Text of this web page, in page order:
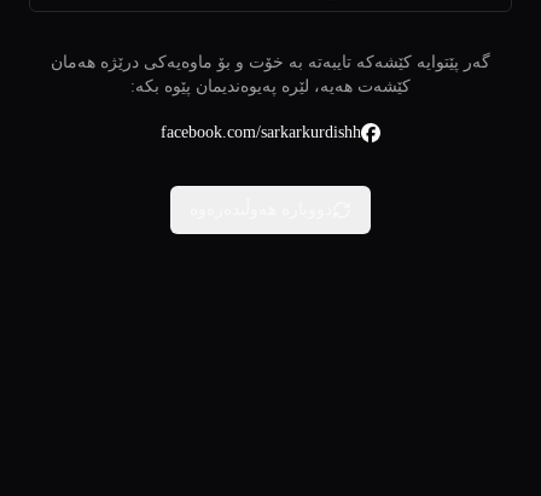
گەر پێتوایە کێشەکە تایبەتە بە خۆت و بۆ ماوەیەکی درێژە هەمان
کێشەت هەیە، لێرە پەیوەندیمان پێوە بکە:
facebook.com/sarkarkurdishh